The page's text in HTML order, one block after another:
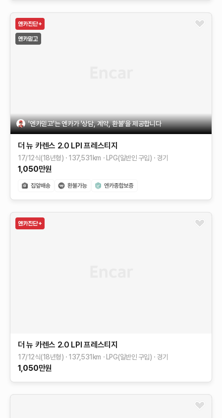
'엔카믿고'는 엔카가 '상담, 계약, 환불'을 제공합니다
더 뉴 카렌스 2.0 LPI 프레스티지
17/12식(18년형) 137,531km LPG(일반인 구입) 경기
1,050만원
더 뉴 카렌스 2.0 LPI 프레스티지
17/12식(18년형) 137,531 km LPG(일반인 구입) 경기
1,050만원